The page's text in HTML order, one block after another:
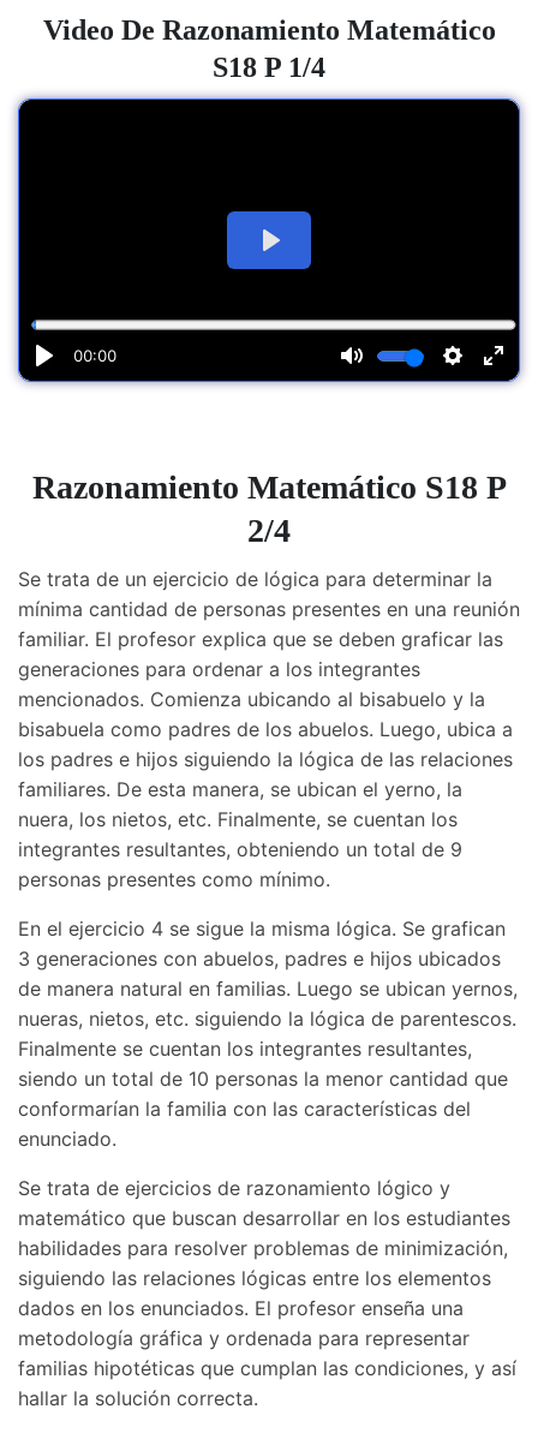
Video De Razonamiento Matemático
S18 P 1/4
Razonamiento Matemático S18 P
2/4
Se trata de un ejercicio de lógica para determinar la
mínima cantidad de personas presentes en una reunión
familiar. El profesor explica que se deben graficar las
generaciones para ordenar a los integrantes
mencionados. Comienza ubicando al bisabuelo y la
bisabuela como padres de los abuelos. Luego, ubica a
los padres e hijos siguiendo la lógica de las relaciones
familiares. De esta manera, se ubican el yerno, la
nuera, los nietos, etc. Finalmente, se cuentan los
integrantes resultantes, obteniendo un total de 9
personas presentes como mínimo.
En el ejercicio 4 se sigue la misma lógica. Se grafican
3 generaciones con abuelos, padres e hijos ubicados
de manera natural en familias. Luego se ubican yernos,
nueras, nietos, etc. siguiendo la lógica de parentescos.
Finalmente se cuentan los integrantes resultantes,
siendo un total de 10 personas la menor cantidad que
conformarían la familia con las características del
enunciado.
Se trata de ejercicios de razonamiento lógico y
matemático que buscan desarrollar en los estudiantes
habilidades para resolver problemas de minimización,
siguiendo las relaciones lógicas entre los elementos
dados en los enunciados. El profesor enseña una
metodología gráfica y ordenada para representar
familias hipotéticas que cumplan las condiciones, y así
hallar la solución correcta.